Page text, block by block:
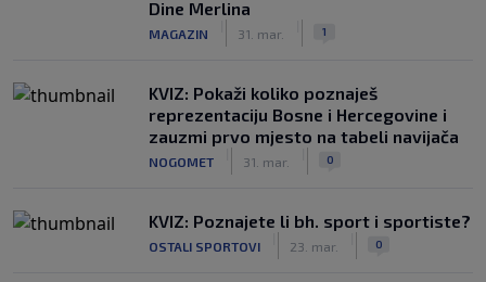
Dine Merlina
MAGAZIN 31. mar. 1
KVIZ: Pokaži koliko poznaješ
reprezentaciju Bosne i Hercegovine i
zauzmi prvo mjesto na tabeli navijača
NOGOMET 31. mar. 0
KVIZ: Poznajete li bh. sport i sportiste?
OSTALI SPORTOVI 23. mar. 0